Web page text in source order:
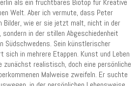
als ein fruchtbares Biotop für Kreative
Welt. Aber ich vermute, dass Peter
Bilder, wie er sie jetzt malt, nicht in der
in der stillen Abgeschiedenheit
Südschwedens. Sein künstlerischer
in mehrere Etappen. Kunst und Leben
zunächst realistisch, doch eine persönliche
Malweise zweifeln. Er suchte